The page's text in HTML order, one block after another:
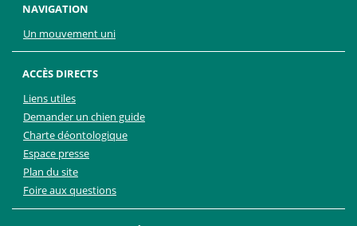
NAVIGATION
Un mouvement uni
ACCÈS DIRECTS
Liens utiles
Demander un chien guide
Charte déontologique
Espace presse
Plan du site
Foire aux questions